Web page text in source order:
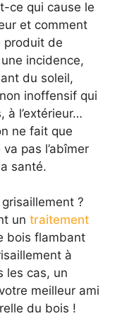
ce qui cause le
et comment
produit de
incidence,
du soleil,
inoffensif qui
à l’extérieur…
ne fait que
pas l’abîmer
santé.
?
un traitement
bois flambant
à
les cas, un
meilleur ami
du bois !